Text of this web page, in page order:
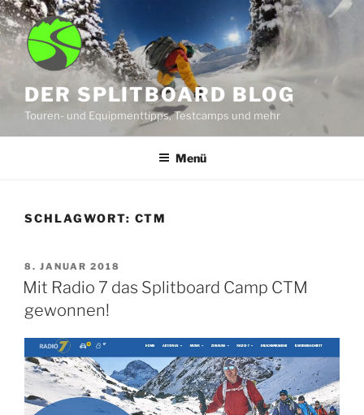
Zum
Inhalt
springen
DER SPLITBOARD BLOG
Touren- und Equipmenttipps, Testcamps und mehr
Menü
SCHLAGWORT: CTM
VERÖFFENTLICHT
AM
8. JANUAR 2018
Mit Radio 7 das Splitboard Camp CTM
gewonnen!